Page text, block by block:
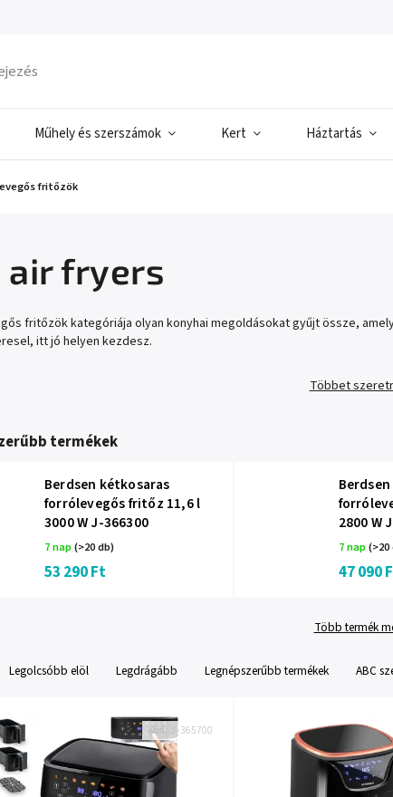
Műhely és szerszámok Kert Háztartás
fritőzök
air fryers
fritőzök kategóriája olyan konyhai megoldásokat gyűjt össze,
itt jó helyen kezdesz.
Többet
termékek
Berdsen kétkosaras
forrólevegős fritőz 11,6 l
3000 W J-366300
7 nap(>20 db)
53 290 Ft
2800 W
7 nap(>20
47 090
Több termék
Legolcsóbb elöl Legdrágább Legnépszerűbb termékek ABC
Kód: J-365700